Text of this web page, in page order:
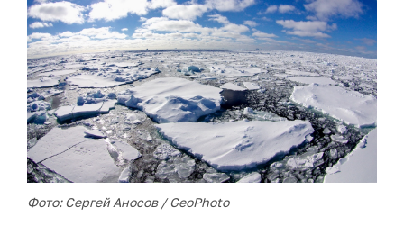
Фото: Сергей Аносов / GeoPhoto